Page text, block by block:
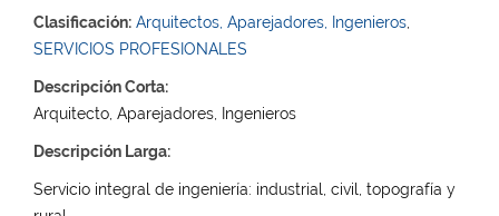
Clasificación: Arquitectos, Aparejadores, Ingenieros
SERVICIOS PROFESIONALES
Descripción Corta:
Arquitecto, Aparejadores, Ingenieros
Descripción Larga:
Servicio integral de ingeniería: industrial, civil, topografía y